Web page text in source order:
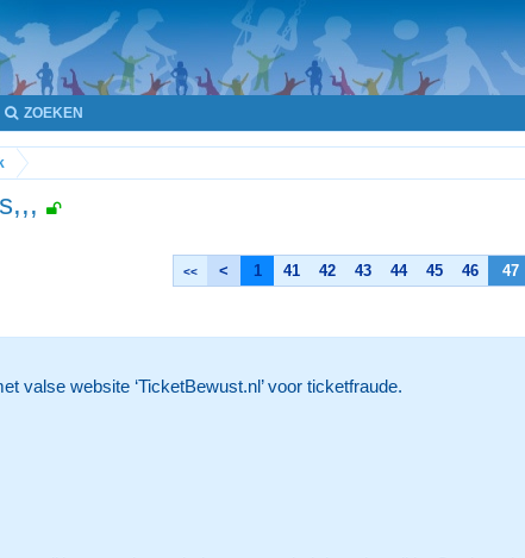
ZOEKEN
<< < 1 41 42 43 44 45 46 47
valse website ‘TicketBewust.nl’ voor ticketfraude.